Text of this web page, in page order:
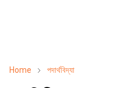
Home পদার্থবিদ্যা